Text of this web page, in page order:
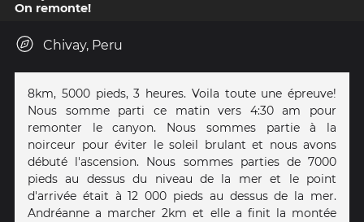
On remonte!
Chivay, Peru
8km, 5000 pieds, 3 heures. Voila toute une épreuve!
Nous somme parti ce matin vers 4:30 am pour
remonter le canyon. Nous sommes partie à la
noirceur pour éviter le soleil brulant et nous avons
débuté l'ascension. Nous sommes parties de 7000
pieds au dessus du niveau de la mer et le point
d'arrivée était à 12 000 pieds au dessus de la mer.
Andréanne a marcher 2km et elle a finit la montée